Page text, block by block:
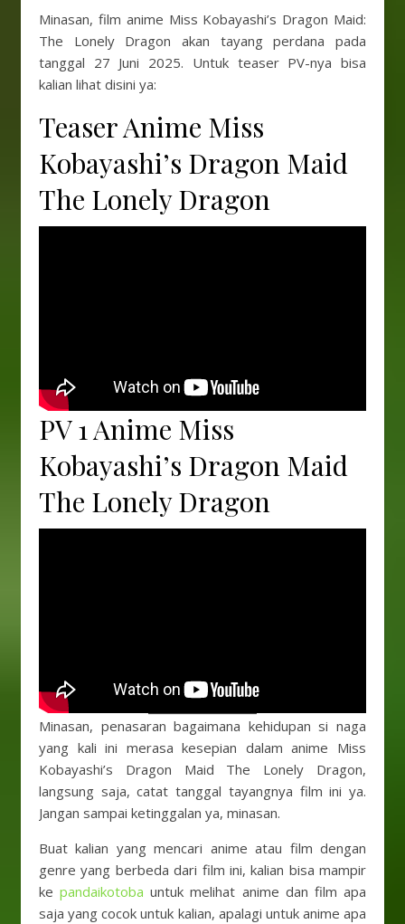
Minasan, film anime Miss Kobayashi’s Dragon Maid:
The Lonely Dragon akan tayang perdana pada
tanggal 27 Juni 2025. Untuk teaser PV-nya bisa
kalian lihat disini ya:
Teaser Anime Miss
Kobayashi’s Dragon Maid
The Lonely Dragon
PV 1 Anime Miss
Kobayashi’s Dragon Maid
The Lonely Dragon
Minasan, penasaran bagaimana kehidupan si naga
yang kali ini merasa kesepian dalam anime Miss
Kobayashi’s Dragon Maid The Lonely Dragon,
langsung saja, catat tanggal tayangnya film ini ya.
Jangan sampai ketinggalan ya, minasan.
Buat kalian yang mencari anime atau film dengan
genre yang berbeda dari film ini, kalian bisa mampir
kepandaikotoba untuk melihat anime dan film apa
saja yang cocok untuk kalian, apalagi untuk anime apa